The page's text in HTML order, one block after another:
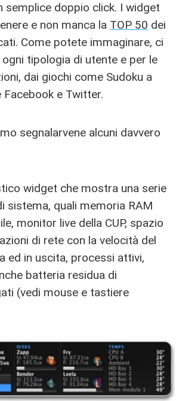
semplice doppio click. I widget
e non manca la TOP 50 dei
Come potete immaginare, ci
tipologia di utente e per le
dai giochi come Sudoku a
e Twitter.
segnalarvene alcuni davvero
widget che mostra una serie
sistema, quali memoria RAM
monitor live della CUP, spazio
di rete con la velocità del
ed in uscita, processi attivi,
batteria residua di
(vedi mouse e tastiere